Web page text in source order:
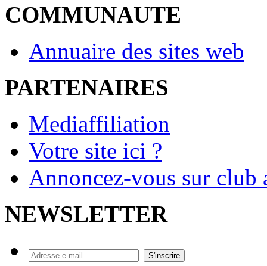
COMMUNAUTE
Annuaire des sites web
PARTENAIRES
Mediaffiliation
Votre site ici ?
Annoncez-vous sur
NEWSLETTER